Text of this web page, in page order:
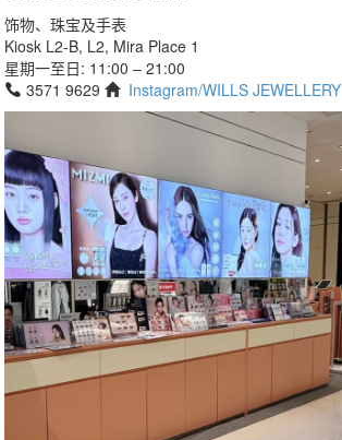
饰物、珠宝及手表
Kiosk L2-B, L2, Mira Place 1
星期一至日: 11:00 – 21:00
3571 9629
Instagram/WILLS JEWELLERY